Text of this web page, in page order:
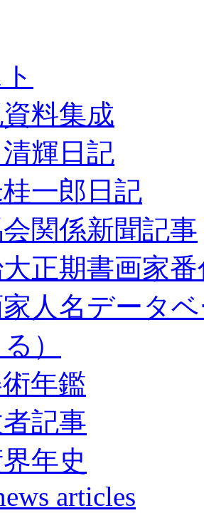
料集成
輝日記
一郎日記
関係新聞記事
正期書画家
人名データ
）
年鑑
記事
年史
articles